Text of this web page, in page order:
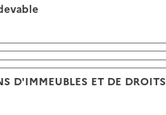
D'IMMEUBLES ET DE DROITS